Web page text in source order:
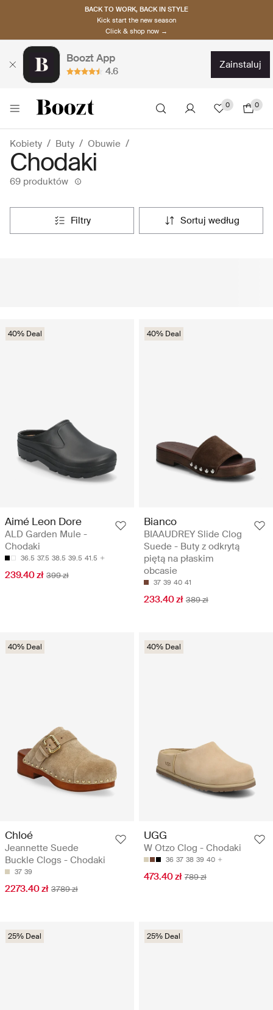
BACK TO WORK, BACK IN STYLE
Kick start the new season
Click & shop now →
Boozt App
4.6
zainstaluj
0 0
Kobiety Buty Obuwie
Chodaki
69 produktów
filtry sortuj według
40% Deal
Aimé Leon Dore
ALD Garden Mule -
Chodaki
36.5 37.5 38.5 39.5 41.5
239.40 zł 399 zł
40% Deal
Bianco
BIAAUDREY Slide Clog
Suede - Buty z odkrytą
piętą na płaskim
obcasie
37 39 40 41
233.40 zł 389 zł
40% Deal
Chloé
Jeannette Suede
Buckle Clogs - Chodaki
37 39
2273.40 zł 3789 zł
40% Deal
UGG
W Otzo Clog - Chodaki
36 37 38 39 40
473.40 zł 789 zł
25% Deal 25% Deal